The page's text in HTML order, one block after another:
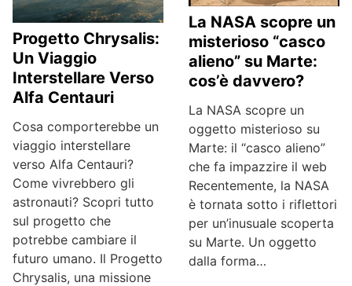
Progetto Chrysalis:
Un Viaggio
Interstellare Verso
Alfa Centauri
Cosa comporterebbe un
viaggio interstellare
verso Alfa Centauri?
Come vivrebbero gli
astronauti? Scopri tutto
sul progetto che
potrebbe cambiare il
futuro umano. Il Progetto
Chrysalis, una missione
La NASA scopre un
misterioso “casco
alieno” su Marte:
cos’è davvero?
La NASA scopre un
oggetto misterioso su
Marte: il “casco alieno”
che fa impazzire il web
Recentemente, la NASA
è tornata sotto i riflettori
per un’inusuale scoperta
su Marte. Un oggetto
dalla forma…